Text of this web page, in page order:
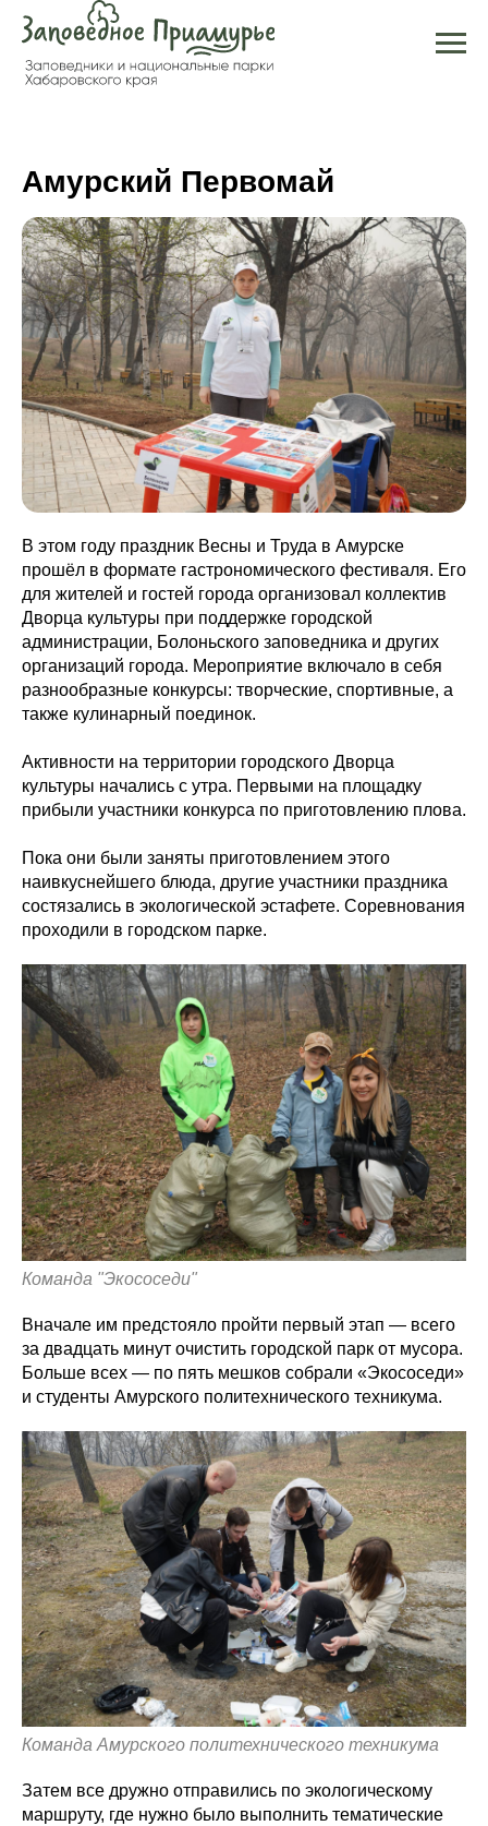
Амурский Первомай
В этом году праздник Весны и Труда в Амурске
прошёл в формате гастрономического фестиваля. Его
для жителей и гостей города организовал коллектив
Дворца культуры при поддержке городской
администрации, Болоньского заповедника и других
организаций города. Мероприятие включало в себя
разнообразные конкурсы: творческие, спортивные, а
также кулинарный поединок.
Активности на территории городского Дворца
культуры начались с утра. Первыми на площадку
прибыли участники конкурса по приготовлению плова.
Пока они были заняты приготовлением этого
наивкуснейшего блюда, другие участники праздника
состязались в экологической эстафете. Соревнования
проходили в городском парке.
Команда "Экососеди"
Вначале им предстояло пройти первый этап — всего
за двадцать минут очистить городской парк от мусора.
Больше всех — по пять мешков собрали «Экососеди»
и студенты Амурского политехнического техникума.
Команда Амурского политехнического техникума
Затем все дружно отправились по экологическому
маршруту, где нужно было выполнить тематические